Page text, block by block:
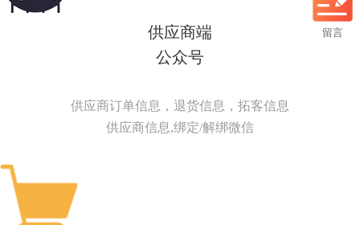
供应商端
公众号
供应商订单信息，退货信息，拓客信息
供应商信息,绑定/解绑微信
留言